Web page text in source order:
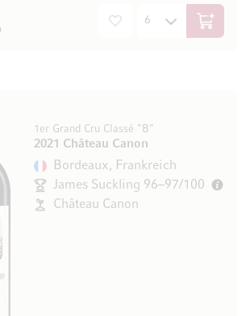
In den
1er Grand Cru Classé "B"
2021 Château Canon
Bordeaux, Frankreich
James Suckling 96–97/100
Château Canon